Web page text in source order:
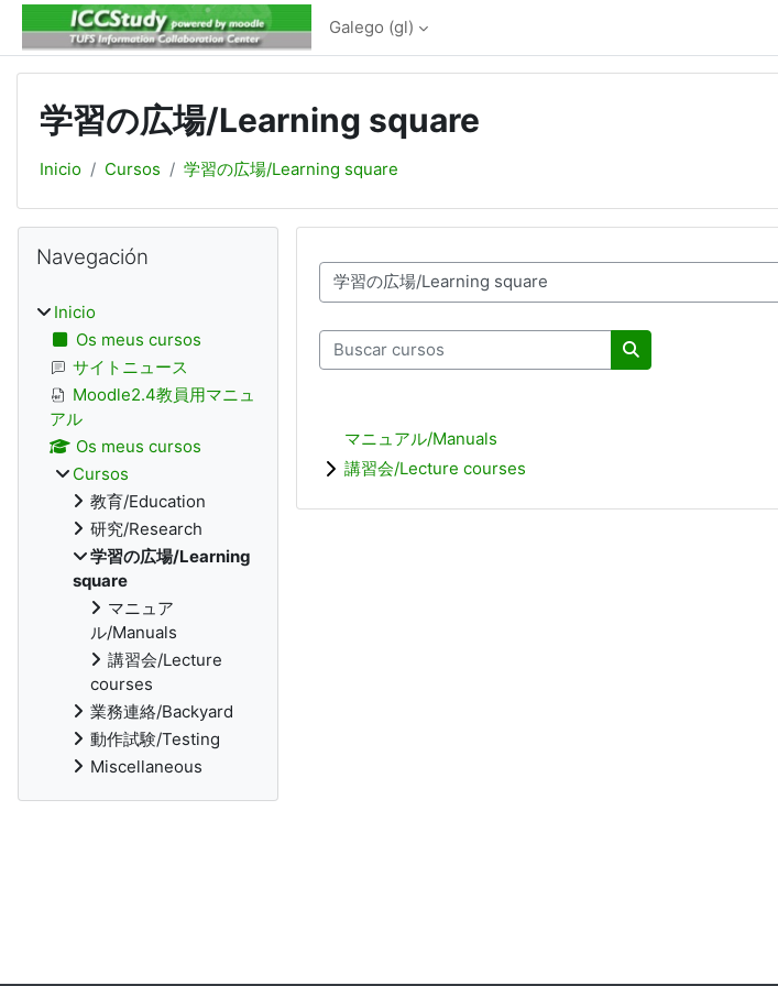
Ir ao contido principal
Galego ‎(gl)‎
学習の広場/Learning square
Inicio Cursos 学習の広場/Learning square
Categorías de cursos
Buscar cursos
Buscar cursos
マニュアル/Manuals
講習会/Lecture courses
Bloques
Navegación
Inicio
Os meus cursos
サイトニュース
Moodle2.4教員用マニュ
アル
Os meus cursos
Cursos
教育/Education
研究/Research
学習の広場/Learning
square
マニュア
ル/Manuals
講習会/Lecture
courses
業務連絡/Backyard
動作試験/Testing
Miscellaneous